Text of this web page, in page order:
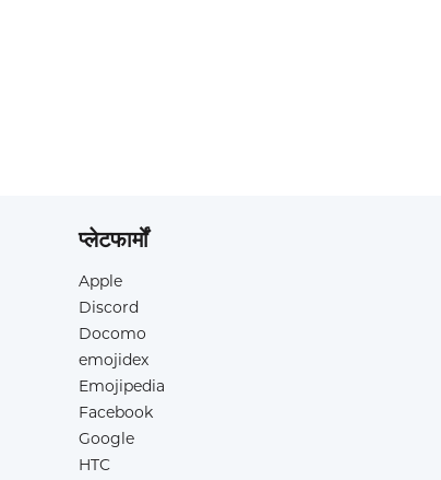
प्लेटफार्मों
Apple
Discord
Docomo
emojidex
Emojipedia
Facebook
Google
HTC